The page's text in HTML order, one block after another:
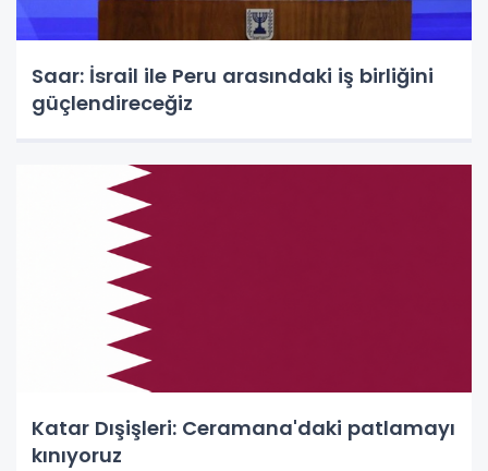
Saar: İsrail ile Peru arasındaki iş birliğini
güçlendireceğiz
Katar Dışişleri: Ceramana'daki patlamayı
kınıyoruz